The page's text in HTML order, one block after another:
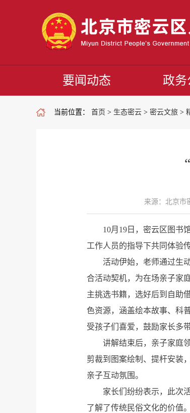
要闻动态 政务
当前位置： 首页 > 生态密云 > 密云文旅 >
来源：北京市
10月19日，密云区图书
工作人员的指导下共同体验
活动伊始，老师通过生
合活动契机，为在场亲子家
主挑选书籍，选好后到自助
色资源，涵盖绘本故事、科
受孩子们喜爱，鼓励家长多
讲解结束后，亲子家庭
剪裁到图案绘制、提杆安装
亲子互动氛围。
家长们纷纷表示，此次
了解了传统民俗文化的价值。